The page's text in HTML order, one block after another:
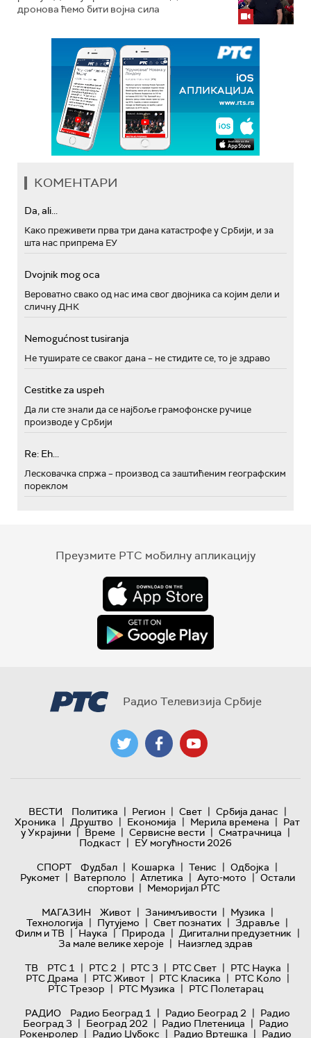
дронова ћемо бити војна сила
КОМЕНТАРИ
Da, ali...
Како преживети прва три дана катастрофе у Србији, и за
шта нас припрема ЕУ
Dvojnik mog oca
Вероватно свако од нас има свог двојника са којим дели и
сличну ДНК
Nemogućnost tusiranja
Не туширате се сваког дана – не стидите се, то је здраво
Cestitke za uspeh
Да ли сте знали да се најбоље грамофонске ручице
производе у Србији
Re: Eh...
Лесковачка спржа – производ са заштићеним географским
пореклом
Преузмите РТС мобилну апликацију
Радио Телевизија Србије
ВЕСТИ Политика | Регион | Свет | Србија данас |
Хроника | Друштво | Економија | Мерила времена | Рат
у Украјини | Време | Сервисне вести | Сматрачница |
Подкаст | ЕУ могућности 2026
СПОРТ
Фудбал | Кошарка | Тенис | Одбојка |
Рукомет | Ватерполо | Атлетика | Ауто-мото | Остали
спортови | Меморијал РТС
МАГАЗИН
Живот | Занимљивости | Музика |
Технологијa | Путујемо | Свет познатих | Здравље |
Филм и ТВ | Наука | Природа | Дигитални предузетник |
За мале велике хероје | Наизглед здрав
ТВ
РТС 1 | РТС 2 | РТС 3 | РТС Свет | РТС Наука |
РТС Драма | РТС Живот | РТС Класика | РТС Коло |
РТС Трезор | РТС Музика | РТС Полетарац
РАДИО
Радио Београд 1 | Радио Београд 2 | Радио
Београд 3 | Београд 202 | Радио Плетеница | Радио
Рокенролер | Радио Џубокс | Радио Вртешка | Радио